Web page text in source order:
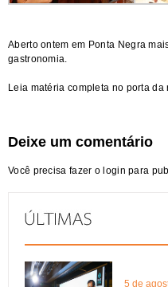
Aberto ontem em Ponta Negra
gastronomia.
Leia matéria completa no porta
Deixe um comentário
Você precisa fazer o login para
5 de